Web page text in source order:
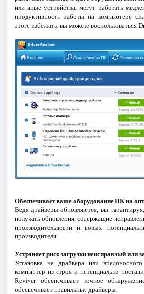
или иные устройства, могут работать
продуктивность работы на компьютере
этого избежать, вы можете воспользоваться
Обеспечивает ваше оборудование ПК на
Ведя драйверы обновляются, вы
получать обновления, содержащие
производительности и новых
производителя.
Устраняет риск загрузки неисправный или
Установка не драйвера или
компьютер из строя и потенциально
Reviver обеспечивает точное
обеспечивает правильные драйверы.